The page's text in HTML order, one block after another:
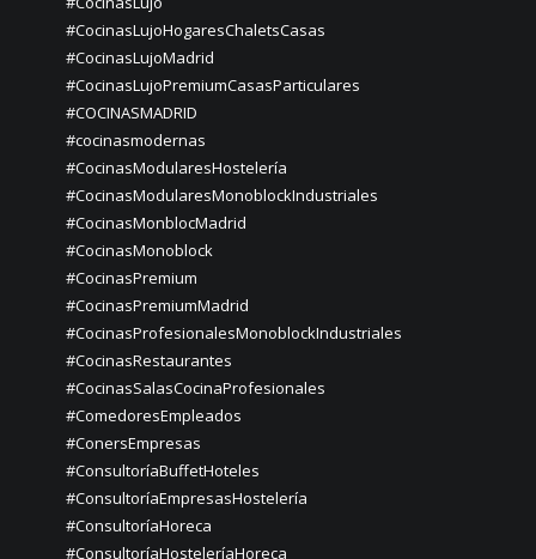
#CocinasLujoHogaresChaletsCasas
#CocinasLujoMadrid
#CocinasLujoPremiumCasasParticulares
#COCINASMADRID
#cocinasmodernas
#CocinasModularesHostelería
#CocinasModularesMonoblockIndustriales
#CocinasMonblocMadrid
#CocinasMonoblock
#CocinasPremium
#CocinasPremiumMadrid
#CocinasProfesionalesMonoblockIndustriales
#CocinasRestaurantes
#CocinasSalasCocinaProfesionales
#ComedoresEmpleados
#ConersEmpresas
#ConsultoríaBuffetHoteles
#ConsultoríaEmpresasHostelería
#ConsultoríaHoreca
#ConsultoríaHosteleríaHoreca